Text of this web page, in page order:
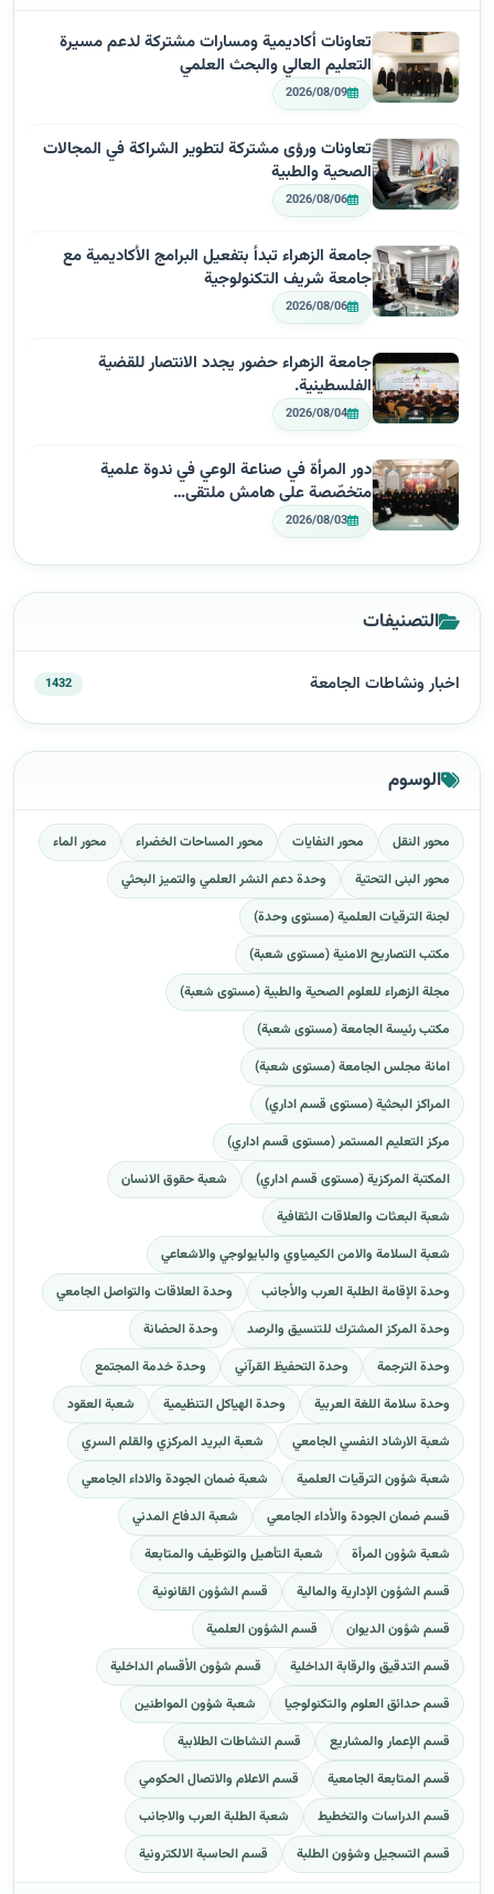
تعاونات أكاديمية ومسارات مشتركة لدعم مسيرة
التعليم العالي والبحث العلمي
2026/08/09
تعاونات ورؤى مشتركة لتطوير الشراكة في المجالات
الصحية والطبية
2026/08/06
جامعة الزهراء تبدأ بتفعيل البرامج الأكاديمية مع
جامعة شريف التكنولوجية
2026/08/06
جامعة الزهراء حضور يجدد الانتصار للقضية
الفلسطينية.
2026/08/04
دور المرأة في صناعة الوعي في ندوة علمية
متخصّصة على هامش ملتقى…
2026/08/03
التصنيفات
اخبار ونشاطات الجامعة 1432
الوسوم
محور النقل محور النفايات محور المساحات الخضراء
محور الماء
محور البنى التحتية
وحدة دعم النشر العلمي والتميز البحثي
لجنة الترقيات العلمية (مستوى وحدة)
مكتب التصاريح الامنية (مستوى شعبة)
مجلة الزهراء للعلوم الصحية والطبية (مستوى شعبة)
مكتب رئيسة الجامعة (مستوى شعبة)
امانة مجلس الجامعة (مستوى شعبة)
المراكز البحثية (مستوى قسم اداري)
مركز التعليم المستمر (مستوى قسم اداري)
المكتبة المركزية (مستوى قسم اداري)
شعبة حقوق الانسان
شعبة البعثات والعلاقات الثقافية
شعبة السلامة والامن الكيمياوي والبايولوجي والاشعاعي
وحدة الإقامة الطلبة العرب والأجانب
وحدة العلاقات والتواصل الجامعي
وحدة المركز المشترك للتنسيق والرصد
وحدة الحضانة
وحدة الترجمة
وحدة التحفيظ القرآني
وحدة خدمة المجتمع
وحدة سلامة اللغة العربية
وحدة الهياكل التنظيمية
شعبة العقود
شعبة الارشاد النفسي الجامعي
شعبة البريد المركزي والقلم السري
شعبة شؤون الترقيات العلمية
شعبة ضمان الجودة والاداء الجامعي
قسم ضمان الجودة والأداء الجامعي
شعبة الدفاع المدني
شعبة شؤون المرأة
شعبة التأهيل والتوظيف والمتابعة
قسم الشؤون الإدارية والمالية
قسم الشؤون القانونية
قسم شؤون الديوان
قسم الشؤون العلمية
قسم التدقيق والرقابة الداخلية
قسم شؤون الأقسام الداخلية
قسم حدائق العلوم والتكنولوجيا
شعبة شؤون المواطنين
قسم الإعمار والمشاريع
قسم النشاطات الطلابية
قسم المتابعة الجامعية
قسم الاعلام والاتصال الحكومي
قسم الدراسات والتخطيط
شعبة الطلبة العرب والاجانب
قسم التسجيل وشؤون الطلبة
قسم الحاسبة الالكترونية